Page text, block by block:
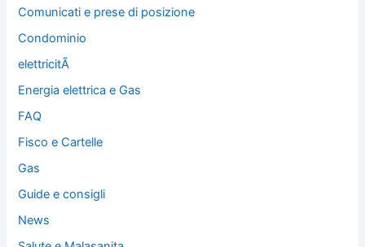
Comunicati e prese di posizione
Condominio
elettricitÃ
Energia elettrica e Gas
FAQ
Fisco e Cartelle
Gas
Guide e consigli
News